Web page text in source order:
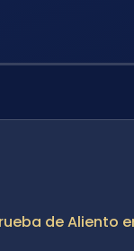
de Aliento